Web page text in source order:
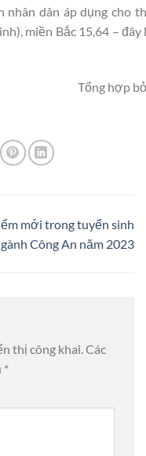
nhân dân áp dụng cho
miền Bắc 15,64 –
Tổng hợp
mới trong tuyển sinh
Công An năm 2023
thị công khai.Các
*